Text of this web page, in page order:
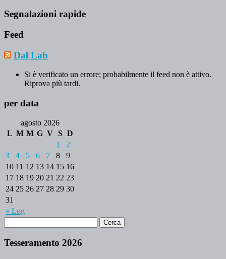
Segnalazioni rapide
Feed
Dal Lab
Si è verificato un errore; probabilmente il feed non è attivo.
Riprova più tardi.
per data
agosto 2026
L M M G V S D
« Lug
1
2
3
4 5 6 7 8
9
10 11 12 13 14 15 16
17 18 19 20 21 22 23
24 25 26 27 28 29 30
31
Tesseramento 2026